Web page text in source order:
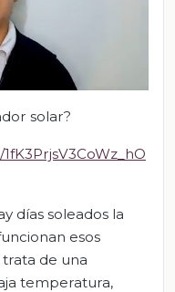
solar?
días soleados la
esos
trata de una
temperatura,